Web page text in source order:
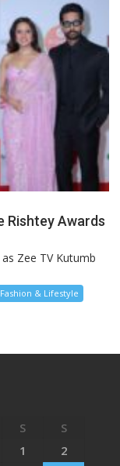
Rishtey Awards
Zee TV Kutumb
Fashion & Lifestyle
S
S
1
2